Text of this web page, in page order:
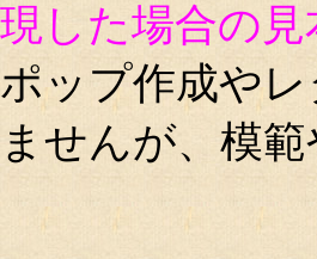
現した場合の
ポップ作成や
ませんが、模